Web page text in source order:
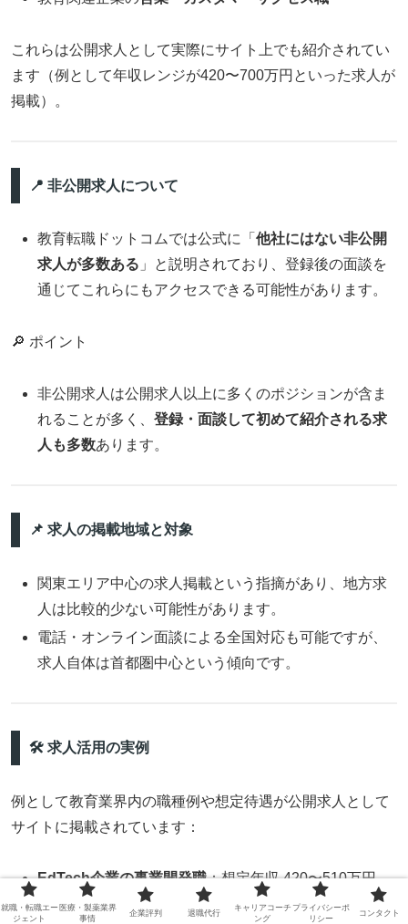
これらは公開求人として実際にサイト上でも紹介されてい
ます（例として年収レンジが420〜700万円といった求人が
掲載）。
📍 非公開求人について
教育転職ドットコムでは公式に「他社にはない非公開
求人が多数ある 」と説明されており、登録後の面談を
通じてこれらにもアクセスできる可能性があります。
🔎 ポイント
非公開求人は公開求人以上に多くのポジションが含ま
れることが多く、登録・面談して初めて紹介される求
人も多数あります。
📌 求人の掲載地域と対象
関東エリア中心の求人掲載という指摘があり、地方求
人は比較的少ない可能性があります。
電話・オンライン面談による全国対応も可能ですが、
求人自体は首都圏中心という傾向です。
🛠 求人活用の実例
例として教育業界内の職種例や想定待遇が公開求人として
サイトに掲載されています：
EdTech企業の事業開発職：想定年収 420〜510万円
学校法人の総合職：想定年収 450〜700万円
就職・転職エー
ジェント
医療・製薬業界
事情
企業評判 退職代行
キャリアコーチ
ング
プライバシーポ
リシー
コンタクト